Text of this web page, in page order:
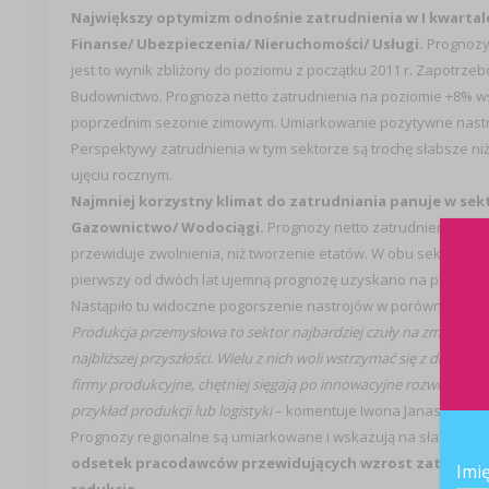
Największy optymizm odnośnie zatrudnienia w I
Finanse/ Ubezpieczenia/ Nieruchomości/ Usługi.
jest to wynik zbliżony do poziomu z początku 2011 r.
Budownictwo. Prognoza netto zatrudnienia na poziomie +8%
poprzednim sezonie zimowym. Umiarkowanie pozytywne
Perspektywy zatrudnienia w tym sektorze są trochę słabsze
ujęciu rocznym.
Najmniej korzystny klimat do zatrudniania panuje w
Gazownictwo/ Wodociągi. Prognozy netto zatrudnienia są
przewiduje zwolnienia, niż tworzenie etatów. W obu sektorach
pierwszy od dwóch lat ujemną prognozę uzyskano na
Nastąpiło tu widoczne pogorszenie nastrojów w porównaniu do I
Produkcja przemysłowa to sektor najbardziej czuły na zmiany
najbliższej przyszłości. Wielu z nich woli wstrzymać się z
firmy produkcyjne, chętniej sięgają po innowacyjne
przykład produkcji lub logistyki– komentuje Iwona Janas.
Prognozy regionalne są umiarkowane i wskazują na słabą
odsetek pracodawców przewidujących wzrost